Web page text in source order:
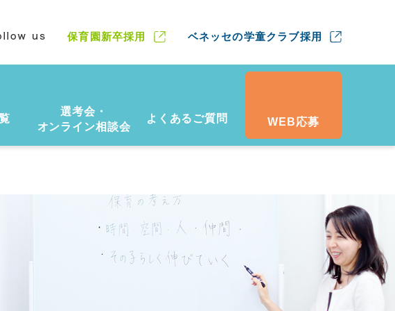
保育園新卒採用 ベネッセの学童クラブ採用
選考会・
オンライン相談会
よくあるご質問 WEB応募